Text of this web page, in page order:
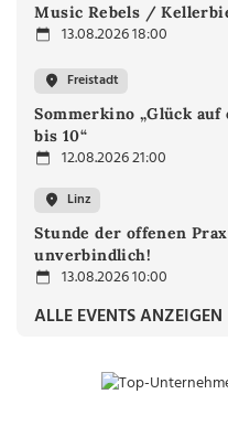
Music Rebels /
13.08.2026 18:00
Freistadt
Sommerkino „Glück auf
bis 10“
12.08.2026 21:00
Linz
Stunde der offenen
unverbindlich!
13.08.2026 10:00
ALLE EVENTS ANZEIGEN